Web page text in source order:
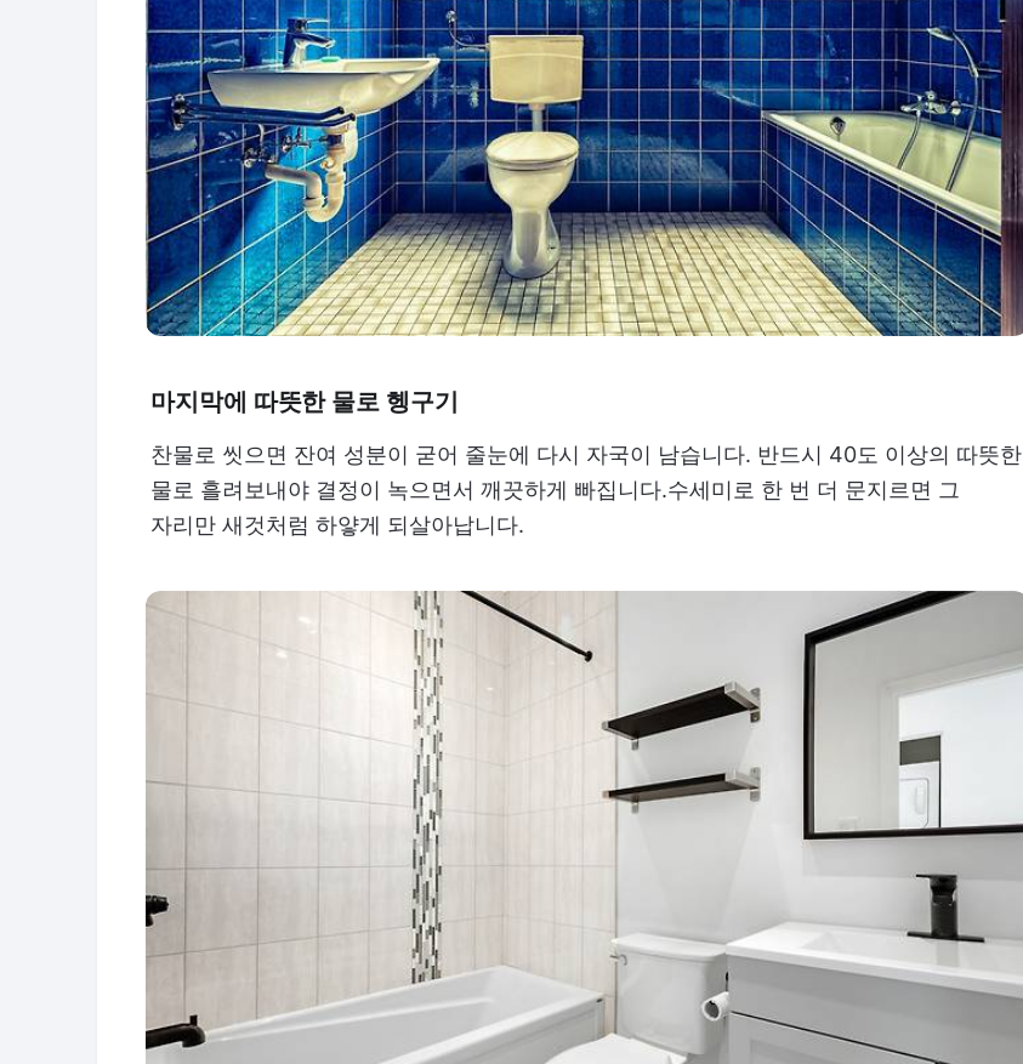
마지막에 따뜻한 물로 헹구기
찬물로 씻으면 잔여 성분이 굳어 줄눈에 다시 자국이 남습니다. 반드시 40도 이상의 따뜻한
물로 흘려보내야 결정이 녹으면서 깨끗하게 빠집니다.수세미로 한 번 더 문지르면 그
자리만 새것처럼 하얗게 되살아납니다.